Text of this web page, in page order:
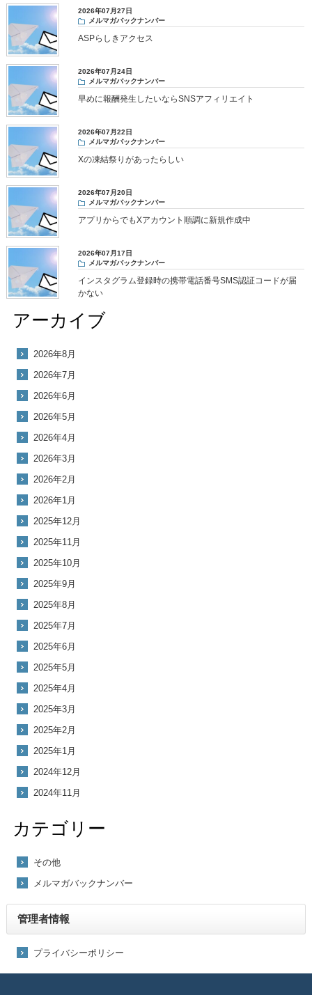
2026年07月27日
メルマガバックナンバー
ASPらしきアクセス
2026年07月24日
メルマガバックナンバー
早めに報酬発生したいならSNSアフィリエイト
2026年07月22日
メルマガバックナンバー
Xの凍結祭りがあったらしい
2026年07月20日
メルマガバックナンバー
アプリからでもXアカウント順調に新規作成中
2026年07月17日
メルマガバックナンバー
インスタグラム登録時の携帯電話番号SMS認証コードが届
かない
アーカイブ
2026年8月
2026年7月
2026年6月
2026年5月
2026年4月
2026年3月
2026年2月
2026年1月
2025年12月
2025年11月
2025年10月
2025年9月
2025年8月
2025年7月
2025年6月
2025年5月
2025年4月
2025年3月
2025年2月
2025年1月
2024年12月
2024年11月
カテゴリー
その他
メルマガバックナンバー
管理者情報
プライバシーポリシー